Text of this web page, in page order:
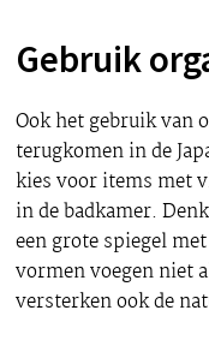
Gebruik
Ook het gebruik van
terugkomen in de
kies voor items met
in de badkamer.
een grote spiegel
vormen voegen niet
versterken ook de